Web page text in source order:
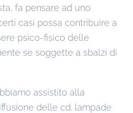
fa pensare ad uno
casi possa contribuire a
psico-fisico delle
se soggette a sbalzi di
assistito alla
delle cd. lampade